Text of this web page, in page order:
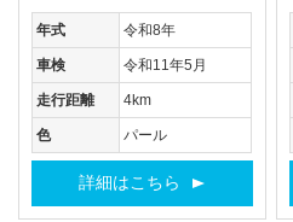
年式 令和8年
車検 令和11年5月
走行距離 4km
色 パール
詳細はこちら